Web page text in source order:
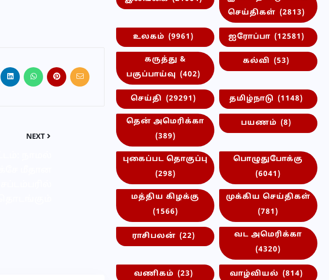
NEXT
செய்திகள் (2813)
உலகம் (9961) ஐரோப்பா (12581)
கருத்து &
பகுப்பாய்வு (402)
கல்வி (53)
செய்தி (29291) தமிழ்நாடு (1148)
தென் அமெரிக்கா
(389)
பயணம் (8)
புகைப்பட தொகுப்பு
(298)
பொழுதுபோக்கு
(6041)
மத்திய கிழக்கு
(1566)
முக்கிய செய்திகள்
(781)
ராசிபலன் (22)
வட அமெரிக்கா
(4320)
வணிகம் (23) வாழ்வியல் (814)